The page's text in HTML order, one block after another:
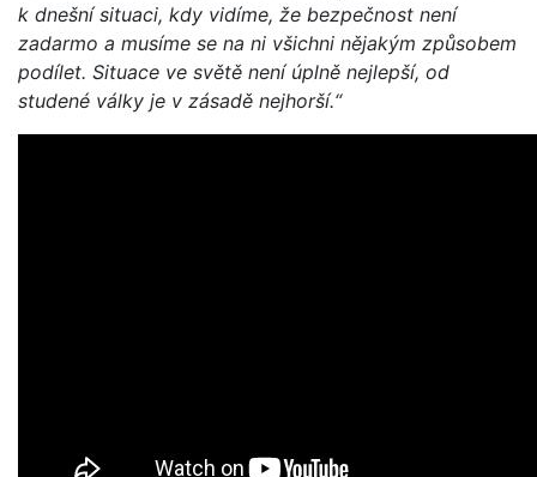
k dnešní situaci, kdy vidíme, že bezpečnost není
zadarmo a musíme se na ni všichni nějakým způsobem
podílet. Situace ve světě není úplně nejlepší, od
studené války je v zásadě nejhorší.“